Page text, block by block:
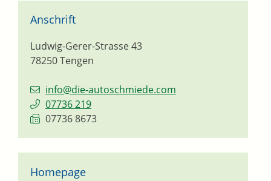
Anschrift
Ludwig-Gerer-Strasse 43
78250Tengen
info@die-autoschmiede.com
07736 219
07736 8673
Homepage